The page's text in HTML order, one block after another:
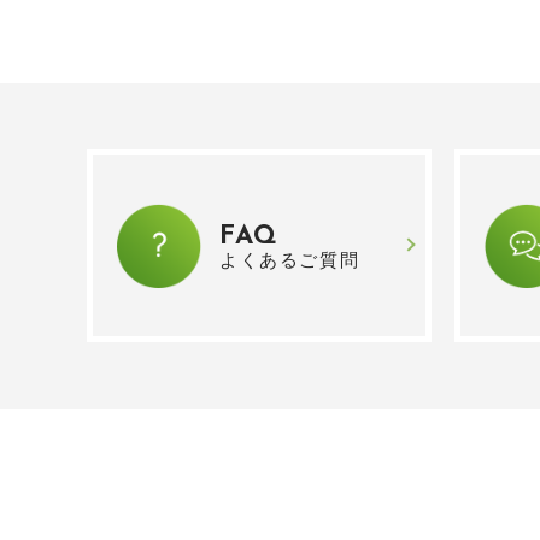
FAQ
よくあるご質問